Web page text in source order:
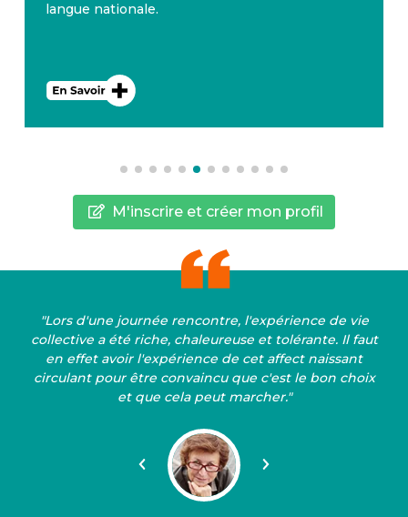
langue nationale.
M'inscrire et créer mon profil
"Lors d'une journée rencontre, l'expérience de vie
collective a été riche, chaleureuse et tolérante. Il faut
en effet avoir l'expérience de cet affect naissant
circulant pour être convaincu que c'est le bon choix
et que cela peut marcher."
Précédent Suivant